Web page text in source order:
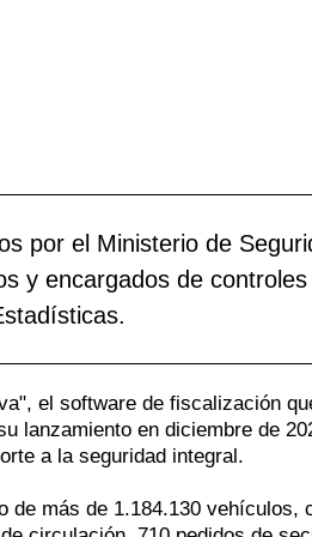
por el Ministerio de
y encargados de controles
el software de fiscalización
lanzamiento en diciembre de
a la seguridad integral.
de más de 1.184.130 vehículos,